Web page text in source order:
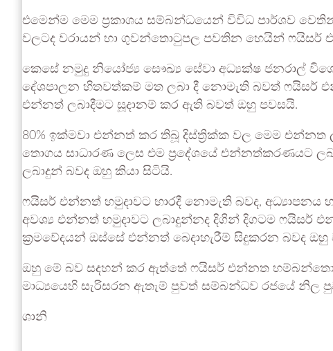
එමෙන්ම මෙම ප්‍රකාශය සම්බන්ධයෙන් විවිධ පාර්ශව
වලටද වරායන් හා ගුවන්තොටුපල පවතින හෙයින් ෆයිසර්
කෙසේ නමුදු නියෝජ්‍ය සෞඛ්‍ය සේවා අධ්‍යක්ෂ ජනරාල්
දේශපාලන හිතවත්කම් මත ලබා දී නොමැති බවත් ෆයිසර්
එන්නත් ලබාදීමට සූදානම් කර ඇති බවත් ඔහු පවසයි.
80% ඉක්මවා එන්නත් කර තිබූ දිස්ත්‍රික්ක වල මෙම
තොගය සාධාරණ ලෙස එම ප්‍රදේශයේ එන්නත්කරණයට
ලබාදුන් බවද ඔහු කියා සිටියි.
ෆයිසර් එන්නත් හමුදාවට භාරදී නොමැති බවද, අධ්‍යාපනය
අවශ්‍ය එන්නත් හමුදාවට ලබාදුන්නද දිගින් දිගටම ෆයිසර්
ක්‍රමවේදයන් ඔස්සේ එන්නත් බෙදාහැරීම් සිදුකරන බවද
ඔහු මේ බව සදහන් කර ඇත්තේ ෆයිසර් එන්නත
මාධ්‍යයෙහි සැරිසරන ඇතැම් පුවත් සම්බන්ධව රජයේ නිල
ශානි